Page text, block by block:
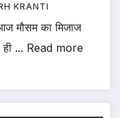
KRANTI
मौसम का मिजाज
... Read more